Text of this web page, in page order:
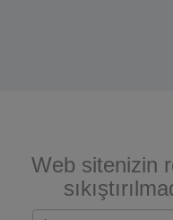
Web sitenizin